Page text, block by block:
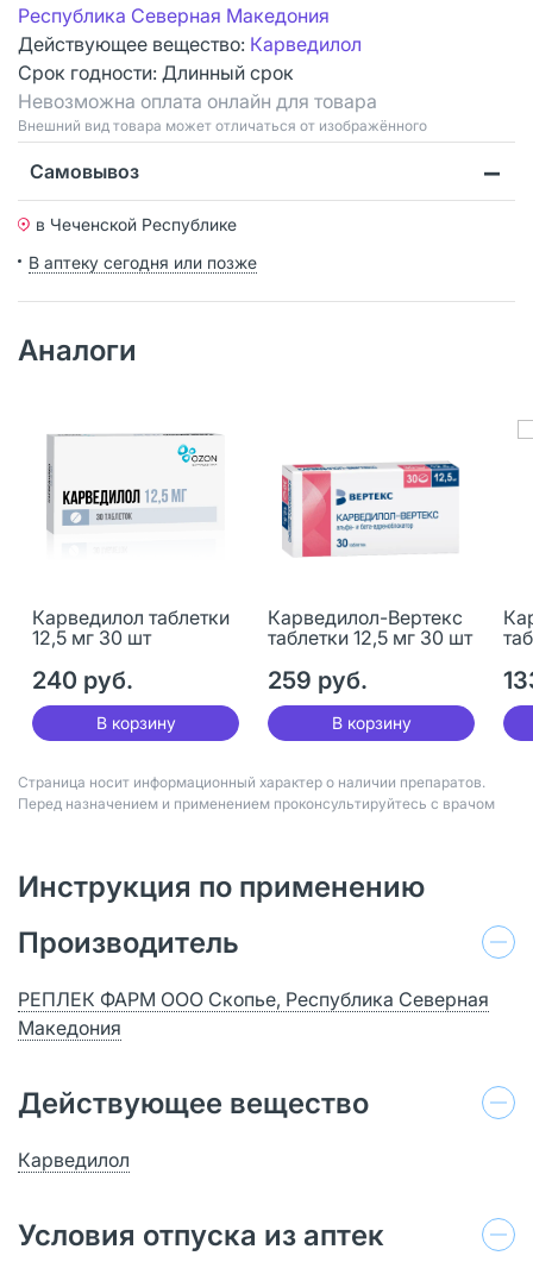
Республика Северная Македония
Действующее вещество: Карведилол
Срок годности: Длинный срок
Невозможна оплата онлайн для товара
Bнешний вид товара может отличаться от изображённого
Самовывоз
в Чеченской Республике
В аптеку сегодня или позже
Аналоги
Карведилол таблетки
12,5 мг 30 шт
240 руб.
В корзину
Карведилол-Вертекс
таблетки 12,5 мг 30 шт
259 руб.
В корзину
Страница носит информационный характер о наличии препаратов.
Перед назначением и применением проконсультируйтесь с врачом
Инструкция по применению
Производитель
РЕПЛЕК ФАРМ ООО Скопье, Республика Северная
Македония
Действующее вещество
Карведилол
Условия отпуска из аптек